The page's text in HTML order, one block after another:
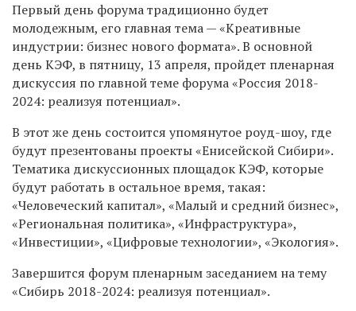
Первый день форуматрадиционно будет
молодежным, его главная тема — «Креативные
индустрии: бизнес нового формата».В основной
день КЭФ, в пятницу, 13 апреля, пройдет пленарная
дискуссия по главной теме форума «Россия 2018-
2024: реализуя потенциал».
В этот же день состоится упомянутое роуд-шоу, где
будут презентованы проекты «Енисейской Сибири».
Тематика дискуссионных площадок КЭФ, которые
будут работать в остальное время, такая:
«Человеческий капитал», «Малый и средний бизнес»,
«Региональная политика», «Инфраструктура»,
«Инвестиции», «Цифровые технологии», «Экология».
Завершится форум пленарным заседанием на тему
«Сибирь 2018-2024: реализуя потенциал».